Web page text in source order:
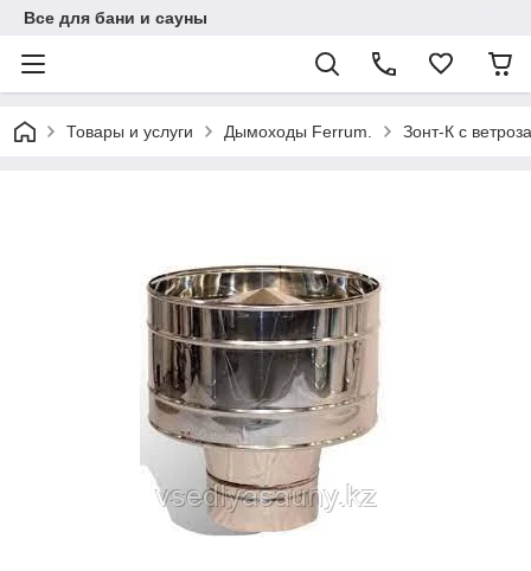
Все для бани и сауны
Товары и услуги Дымоходы Ferrum. Зонт-К с